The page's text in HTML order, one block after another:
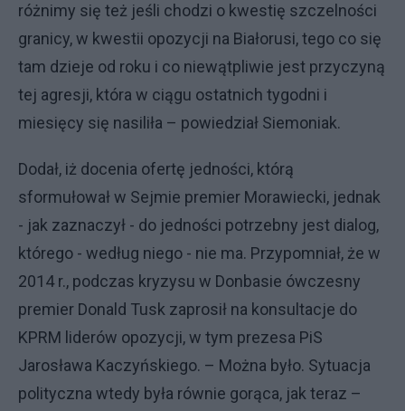
różnimy się też jeśli chodzi o kwestię szczelności
granicy, w kwestii opozycji na Białorusi, tego co się
tam dzieje od roku i co niewątpliwie jest przyczyną
tej agresji, która w ciągu ostatnich tygodni i
miesięcy się nasiliła – powiedział Siemoniak.
Dodał, iż docenia ofertę jedności, którą
sformułował w Sejmie premier Morawiecki, jednak
- jak zaznaczył - do jedności potrzebny jest dialog,
którego - według niego - nie ma. Przypomniał, że w
2014 r., podczas kryzysu w Donbasie ówczesny
premier Donald Tusk zaprosił na konsultacje do
KPRM liderów opozycji, w tym prezesa PiS
Jarosława Kaczyńskiego. – Można było. Sytuacja
polityczna wtedy była równie gorąca, jak teraz –